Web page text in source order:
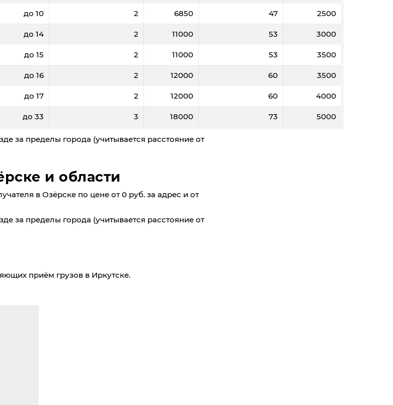
до 10 2 6850 47 2500
до 14 2 11000 53 3000
до 15 2 11000 53 3500
до 16 2 12000 60 3500
до 17 2 12000 60 4000
до 33 3 18000 73 5000
за пределы города (учитывается расстояние от
и области
в Озёрске по цене от 0 руб. за адрес и от
за пределы города (учитывается расстояние от
приём грузов в Иркутске.